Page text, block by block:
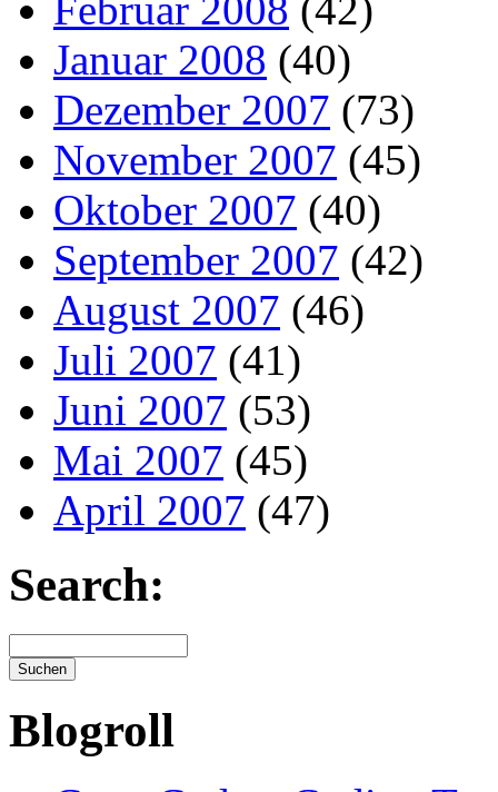
Januar 2008 (40)
Dezember 2007 (73)
November 2007 (45)
Oktober 2007 (40)
September 2007 (42)
August 2007 (46)
Juli 2007 (41)
Juni 2007 (53)
Mai 2007 (45)
April 2007 (47)
Search:
Blogroll